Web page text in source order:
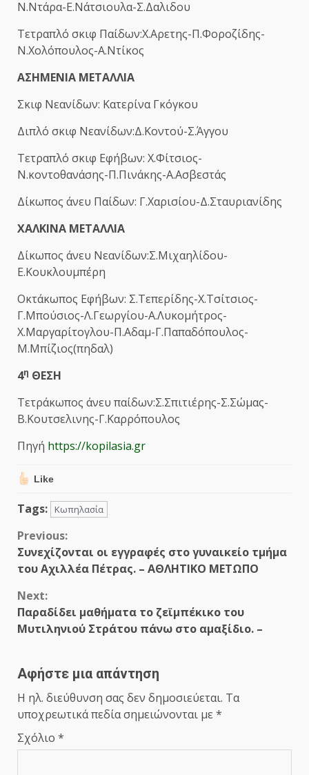
Ν.Ντάρα-Ε.Νάτσιουλα-Σ.Δαλιδου
Τετραπλό σκιφ Παίδων:Χ.Αρετης-Π.Φοροζίδης-
Ν.Χολόπουλος-Α.Ντίκος
ΑΣΗΜΕΝΙΑ ΜΕΤΑΛΛΙΑ
Σκιφ Νεανίδων: Κατερίνα Γκόγκου
Διπλό σκιφ Νεανίδων:Δ.Κοντού-Σ.Άγγου
Τετραπλό σκιφ Εφήβων: Χ.Φίτσιος-
Ν.κοντοθανάσης-Π.Πινάκης-Α.Ασβεστάς
Δίκωπος άνευ Παίδων: Γ.Χαρισίου-Δ.Σταυριανίδης
ΧΑΛΚΙΝΑ ΜΕΤΑΛΛΙΑ
Δίκωπος άνευ Νεανίδων:Σ.Μιχαηλίδου-
Ε.Κουκλουμπέρη
Οκτάκωπος Εφήβων: Σ.Τεπερίδης-Χ.Τσίτσιος-
Γ.Μπούσιος-Λ.Γεωργίου-Α.Λυκομήτρος-
Χ.Μαργαρίτογλου-Π.Αδαμ-Γ.Παπαδόπουλος-
Μ.Μπίζιος(πηδαλ)
4η ΘΕΣΗ
Τετράκωπος άνευ παίδων:Σ.Σπιτιέρης-Σ.Σώμας-
Β.Κουτσελινης-Γ.Καρρόπουλος
Πηγή https://kopilasia.gr
Like
Tags: Κωπηλασία
Continue
Reading
Previous:
Συνεχίζονται οι εγγραφές στο γυναικείο τμήμα
του Αχιλλέα Πέτρας. – ΑΘΛΗΤΙΚΟ ΜΕΤΩΠΟ
Next:
Παραδίδει μαθήματα το ζεϊμπέκικο του
Μυτιληνιού Στράτου πάνω στο αμαξίδιο. –
Αφήστε μια απάντηση
Η ηλ. διεύθυνση σας δεν δημοσιεύεται. Τα
υποχρεωτικά πεδία σημειώνονται με *
Σχόλιο *